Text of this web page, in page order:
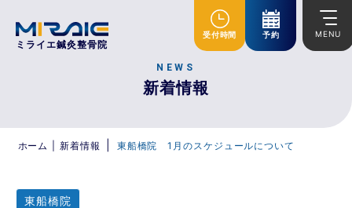
ミライエ鍼灸整骨院
受付時間 予約 MENU
NEWS
新着情報
ホーム 新着情報 東船橋院 1月のスケジュールについて
東船橋院